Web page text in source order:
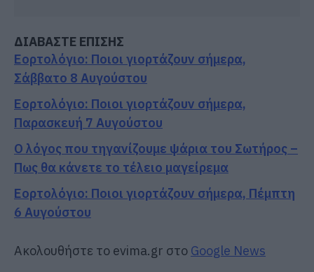
ΔΙΑΒΑΣΤΕ ΕΠΙΣΗΣ
Εορτολόγιο: Ποιοι γιορτάζουν σήμερα,
Σάββατο 8 Αυγούστου
Εορτολόγιο: Ποιοι γιορτάζουν σήμερα,
Παρασκευή 7 Αυγούστου
Ο λόγος που τηγανίζουμε ψάρια του Σωτήρος –
Πως θα κάνετε το τέλειο μαγείρεμα
Εορτολόγιο: Ποιοι γιορτάζουν σήμερα, Πέμπτη
6 Αυγούστου
Ακολουθήστε το evima.gr στο Google News